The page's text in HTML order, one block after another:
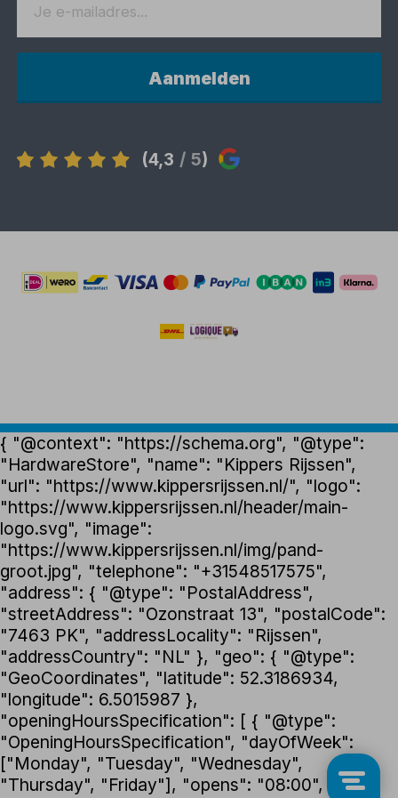
Aanmelden
(4,3 / 5)
{ "@context": "https://schema.org", "@type":
"HardwareStore", "name": "Kippers Rijssen",
"url": "https://www.kippersrijssen.nl/", "logo":
"https://www.kippersrijssen.nl/header/main-
logo.svg", "image":
"https://www.kippersrijssen.nl/img/pand-
groot.jpg", "telephone": "+31548517575",
"address": { "@type": "PostalAddress",
"streetAddress": "Ozonstraat 13", "postalCode":
"7463 PK", "addressLocality": "Rijssen",
"addressCountry": "NL" }, "geo": { "@type":
"GeoCoordinates", "latitude": 52.3186934,
"longitude": 6.5015987 },
"openingHoursSpecification": [ { "@type":
"OpeningHoursSpecification", "dayOfWeek":
["Monday", "Tuesday", "Wednesday",
"Thursday", "Friday"], "opens": "08:00",